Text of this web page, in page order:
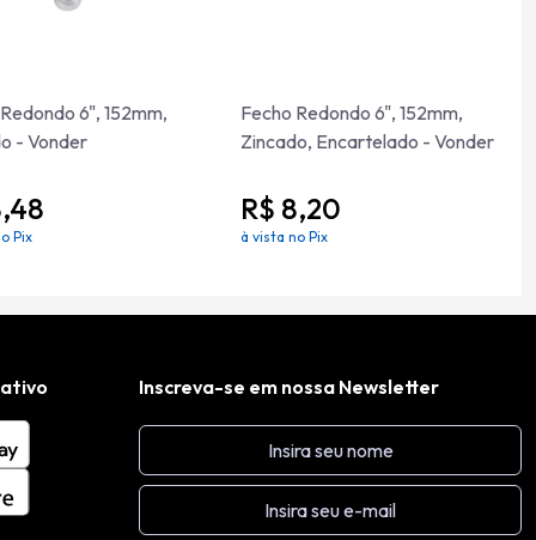
6", 152mm,
- Vonder
Pix
Fecho Redondo 6", 152mm,
Zincado, Encartelado - Vonder
R$ 8,20
à vista no Pix
Inscreva-se em nossa Newsletter